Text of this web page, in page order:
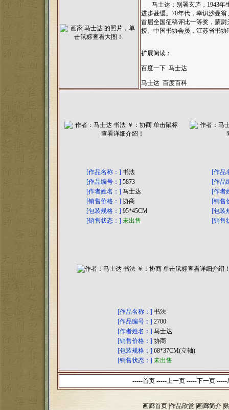
马士达：别署玄庐，1943年
进步甚缓。70年代，幸识沙曼
首届全国征稿评比一等奖，蒙
授。中国书协会员，江苏省书
扩展阅读：
百度一下 马士达
马士达 百度百科
[作品名称：] 书法
[作品编号：] 5873
[作者姓名：] 马士达
[销售价格：] 协商
[包装规格：] 95*45CM
[销售状态：] 未出售
[作品
[作品
[作者
[销售
[包装
[销售
[作品名称：] 书法
[作品编号：] 2700
[作者姓名：] 马士达
[销售价格：] 协商
[包装规格：] 68*37CM(立轴)
[销售状态：] 未出售
-----首页 -----上一页 -----下一页 -----
画廊首页 作品欣赏 画廊简介